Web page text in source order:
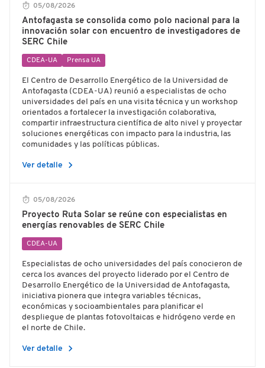
05/08/2026
Antofagasta se consolida como polo nacional para la
innovación solar con encuentro de investigadores de
SERC Chile
CDEA-UA Prensa UA
El Centro de Desarrollo Energético de la Universidad de
Antofagasta (CDEA-UA) reunió a especialistas de ocho
universidades del país en una visita técnica y un workshop
orientados a fortalecer la investigación colaborativa,
compartir infraestructura científica de alto nivel y proyectar
soluciones energéticas con impacto para la industria, las
comunidades y las políticas públicas.
Ver detalle chevron_right
05/08/2026
Proyecto Ruta Solar se reúne con especialistas en
energías renovables de SERC Chile
CDEA-UA
Especialistas de ocho universidades del país conocieron de
cerca los avances del proyecto liderado por el Centro de
Desarrollo Energético de la Universidad de Antofagasta,
iniciativa pionera que integra variables técnicas,
económicas y socioambientales para planificar el
despliegue de plantas fotovoltaicas e hidrógeno verde en
el norte de Chile.
Ver detalle chevron_right